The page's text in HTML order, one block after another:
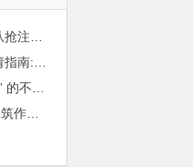
于国栋律师｜从“中国尊酒瓶案”看建筑作品著作权保护的司法边界与商用合规